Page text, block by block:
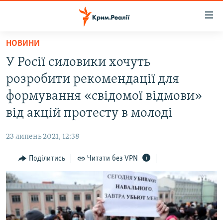
Перейти
основного
матеріалу
Перейти
до
основної
Перейти
пошуку
ВОДА.КРИМ
ВІДЕО ТА ФОТО
ПОЛІТИКА
ІНТЕРВ'Ю
ВСЕ ЗА ДЕНЬ
СПЕЦПРОЕКТИ
ДЕПОРТАЦІЯ
ЯК ОБІЙТИ БЛОКУВАННЯ
НОВИНИ
У Росії силовики хочуть
розробити рекомендації для
формування «свідомої відмови»
від акцій протесту в молоді
23 липень 2021, 12:38
Поділитись Читати без VPN